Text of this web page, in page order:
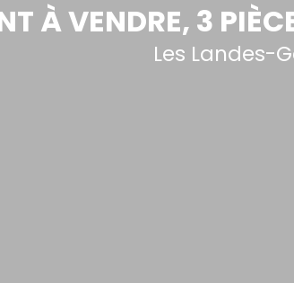
À VENDRE, 3
Les Landes-